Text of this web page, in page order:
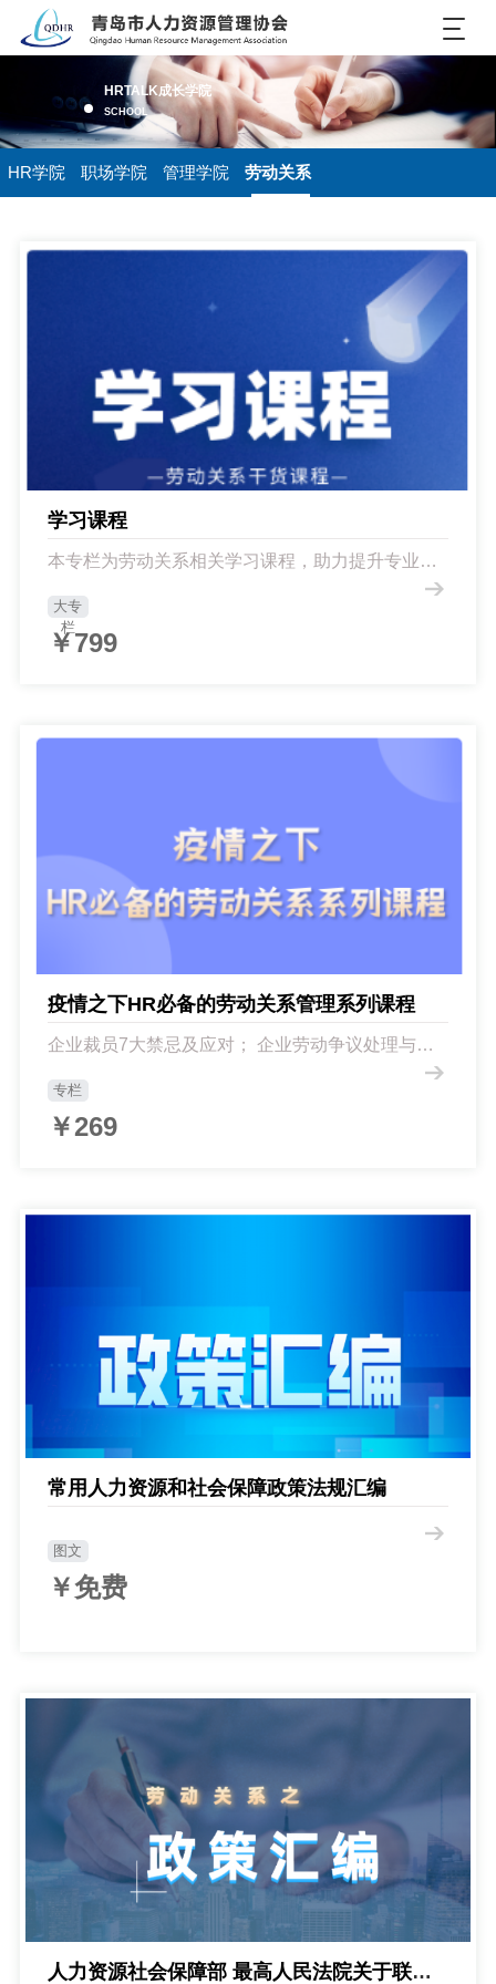
HRTALK成长学院
SCHOOL
HR学院 职场学院 管理学院 劳动关系
学习课程
本专栏为劳动关系相关学习课程，助力提升专业能
大专
栏
￥799
疫情之下HR必备的劳动关系管理系列课程
企业裁员7大禁忌及应对； 企业劳动争议处理与预
防新思维； 常见劳动争议案例解析； 疫情之下常见
劳动关系应对策略...
专栏
￥269
常用人力资源和社会保障政策法规汇编
图文
￥免费
人力资源社会保障部 最高人民法院关于联合